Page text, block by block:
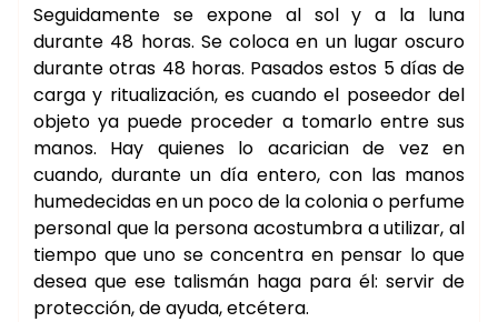
Seguidamente se expone al sol y a la luna
durante 48 horas. Se coloca en un lugar oscuro
durante otras 48 horas. Pasados estos 5 días de
carga y ritualización, es cuando el poseedor del
objeto ya puede proceder a tomarlo entre sus
manos. Hay quienes lo acarician de vez en
cuando, durante un día entero, con las manos
humedecidas en un poco de la colonia o perfume
personal que la persona acostumbra a utilizar, al
tiempo que uno se concentra en pensar lo que
desea que ese talismán haga para él: servir de
protección, de ayuda, etcétera.